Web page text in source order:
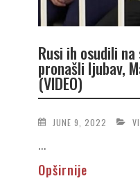
Rusi ih osudili
pronašli ljubav,
(VIDEO)
JUNE 9, 2022
...
Opširnije